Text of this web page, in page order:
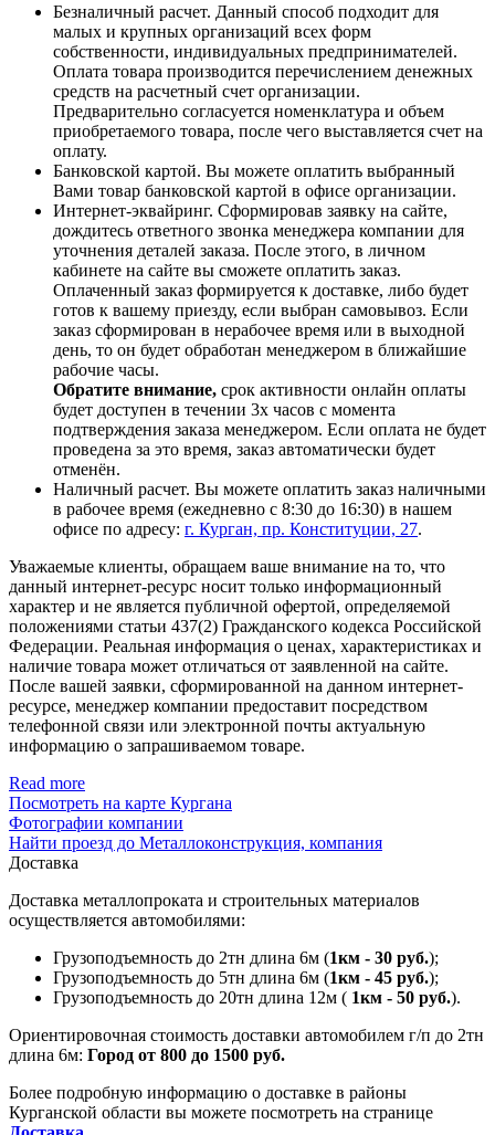
Безналичный расчет. Данный способ подходит для
малых и крупных организаций всех форм
собственности, индивидуальных предпринимателей.
Оплата товара производится перечислением денежных
средств на расчетный счет организации.
Предварительно согласуется номенклатура и объем
приобретаемого товара, после чего выставляется счет на
оплату.
Банковской картой. Вы можете оплатить выбранный
Вами товар банковской картой в офисе организации.
Интернет-эквайринг. Сформировав заявку на сайте,
дождитесь ответного звонка менеджера компании для
уточнения деталей заказа. После этого, в личном
кабинете на сайте вы сможете оплатить заказ.
Оплаченный заказ формируется к доставке, либо будет
готов к вашему приезду, если выбран самовывоз. Если
заказ сформирован в нерабочее время или в выходной
день, то он будет обработан менеджером в ближайшие
рабочие часы.
Обратите внимание, срок активности онлайн оплаты
будет доступен в течении 3х часов с момента
подтверждения заказа менеджером. Если оплата не будет
проведена за это время, заказ автоматически будет
отменён.
Наличный расчет. Вы можете оплатить заказ наличными
в рабочее время (ежедневно с 8:30 до 16:30) в нашем
офисе по адресу: г. Курган, пр. Конституции, 27.
Уважаемые клиенты, обращаем ваше внимание на то, что
данный интернет-ресурс носит только информационный
характер и не является публичной офертой, определяемой
положениями статьи 437(2) Гражданского кодекса Российской
Федерации. Реальная информация о ценах, характеристиках и
наличие товара может отличаться от заявленной на сайте.
После вашей заявки, сформированной на данном интернет-
ресурсе, менеджер компании предоставит посредством
телефонной связи или электронной почты актуальную
информацию о запрашиваемом товаре.
Read more
Посмотреть на карте Кургана
Фотографии компании
Найти проезд до Металлоконструкция, компания
Доставка
Доставка металлопроката и строительных материалов
осуществляется автомобилями:
Грузоподъемность до 2тн длина 6м (1км - 30 руб.);
Грузоподъемность до 5тн длина 6м (1км - 45 руб.);
Грузоподъемность до 20тн длина 12м ( 1км - 50 руб.).
Ориентировочная стоимость доставки автомобилем г/п до 2тн
длина 6м: Город от 800 до 1500 руб.
Более подробную информацию о доставке в районы
Курганской области вы можете посмотреть на странице